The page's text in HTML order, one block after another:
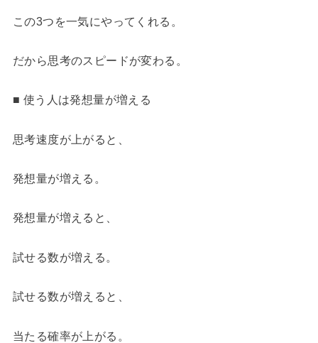
この3つを一気にやってくれる。
だから思考のスピードが変わる。
■ 使う人は発想量が増える
思考速度が上がると、
発想量が増える。
発想量が増えると、
試せる数が増える。
試せる数が増えると、
当たる確率が上がる。